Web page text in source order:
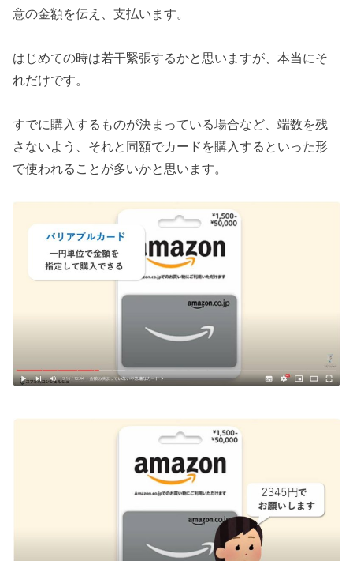
意の金額を伝え、支払います。
はじめての時は若干緊張するかと思いますが、本当にそ
れだけです。
すでに購入するものが決まっている場合など、端数を残
さないよう、それと同額でカードを購入するといった形
で使われることが多いかと思います。